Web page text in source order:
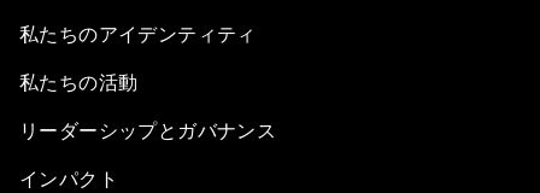
私たちのアイデンティティ
私たちの活動
リーダーシップとガバナンス
インパクト